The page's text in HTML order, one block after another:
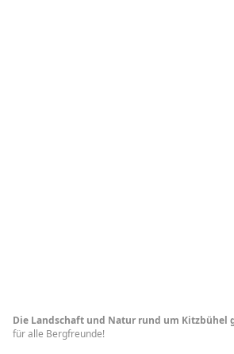
Die Landschaft und Natur rund um Kitzbühel
für alle Bergfreunde!